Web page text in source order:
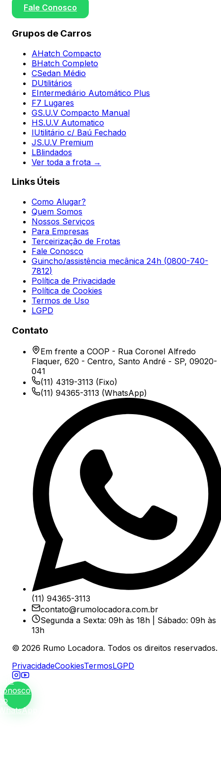
Fale Conosco
Grupos de Carros
AHatch Compacto
BHatch Completo
CSedan Médio
DUtilitários
EIntermediário Automático Plus
F7 Lugares
GS.U.V Compacto Manual
HS.U.V Automatico
IUtilitário c/ Baú Fechado
JS.U.V Premium
LBlindados
Ver toda a frota →
Links Úteis
Como Alugar?
Quem Somos
Nossos Serviços
Para Empresas
Terceirização de Frotas
Fale Conosco
Guincho/assistência mecânica 24h (0800-740-
7812)
Política de Privacidade
Política de Cookies
Termos de Uso
LGPD
Contato
Em frente a COOP - Rua Coronel Alfredo
Flaquer, 620 - Centro, Santo André - SP, 09020-
041
(11) 4319-3113 (Fixo)
(11) 94365-3113 (WhatsApp)
(11) 94365-3113
contato@rumolocadora.com.br
Segunda a Sexta: 09h às 18h | Sábado: 09h às
13h
© 2026 Rumo Locadora. Todos os direitos reservados.
PrivacidadeCookiesTermosLGPD